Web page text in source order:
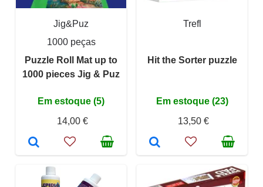
Jig&Puz
1000 peças
Puzzle Roll Mat up to
1000 pieces Jig & Puz
Em estoque (5)
14,00 €
Trefl
Hit the Sorter puzzle
Em estoque (23)
13,50 €